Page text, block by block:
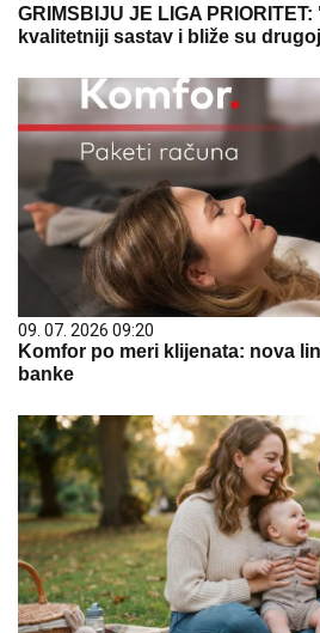
GRIMSBIJU JE LIGA
kvalitetniji sastav i bliže su
09. 07. 2026 09:20
Komfor po meri klijenata: nova
banke